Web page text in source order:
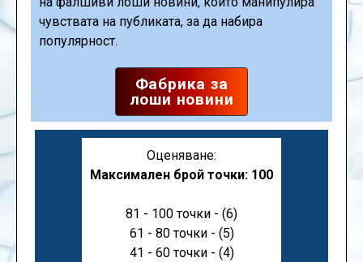
чувствата на публиката, за да набира
популярност.
Фабрика за
лоши новини
Оценяване:
Максимален брой точки: 100
81 - 100 точки - (6)
61 - 80 точки - (5)
41 - 60 точки - (4)